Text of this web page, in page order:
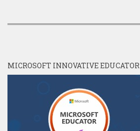
MICROSOFT INNOVATIVE EDUCATOR